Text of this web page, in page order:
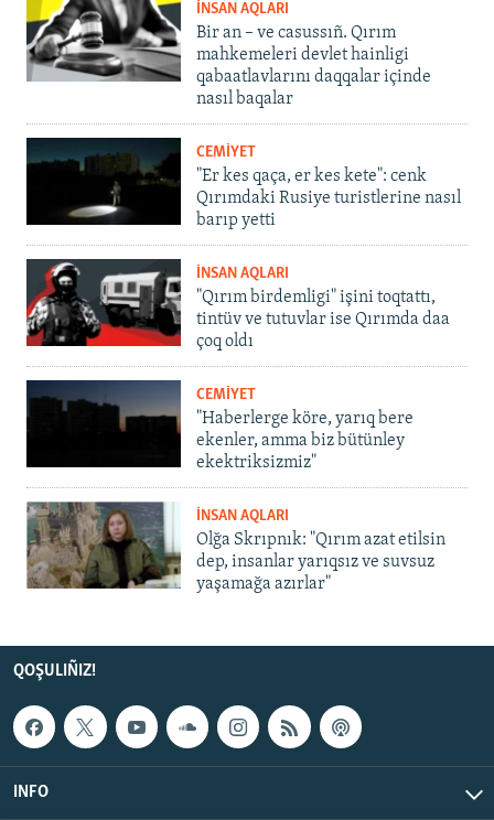
İNSAN AQLARI
Bir an – ve casussıñ. Qırım
mahkemeleri devlet hainligi
qabaatlavlarını daqqalar içinde
nasıl baqalar
CEMİYET
"Er kes qaça, er kes kete": cenk
Qırımdaki Rusiye turistlerine nasıl
barıp yetti
İNSAN AQLARI
"Qırım birdemligi" işini toqtattı,
tintüv ve tutuvlar ise Qırımda daa
çoq oldı
CEMİYET
"Haberlerge köre, yarıq bere
ekenler, amma biz bütünley
ekektriksizmiz"
İNSAN AQLARI
Olğa Skrıpnık: "Qırım azat etilsin
dep, insanlar yarıqsız ve suvsuz
yaşamağa azırlar"
QOŞULIÑIZ!
INFO